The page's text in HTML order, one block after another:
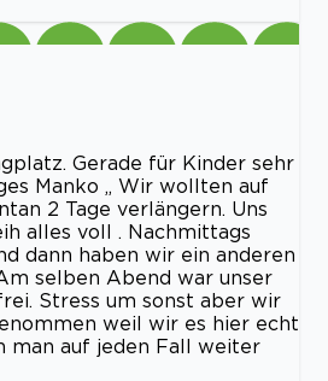
Gerade für Kinder sehr
Manko „ Wir wollten auf
2 Tage verlängern. Uns
alles voll . Nachmittags
dann haben wir ein anderen
selben Abend war unser
Stress um sonst aber wir
weil wir es hier echt
man auf jeden Fall weiter